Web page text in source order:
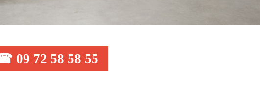
09 72 58 58 55